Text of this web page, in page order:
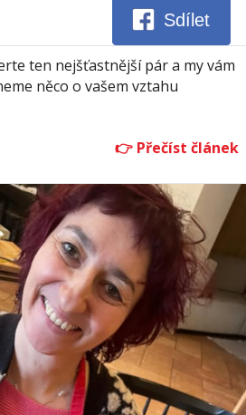
Sdílet
ten nejšťastnější pár a my vám
něco o vašem vztahu